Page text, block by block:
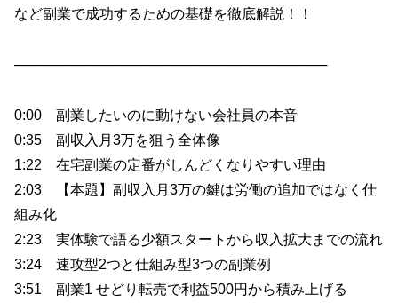
など副業で成功するための基礎を徹底解説！！
────────────────────────────────
0:00 副業したいのに動けない会社員の本音
0:35 副収入月3万を狙う全体像
1:22 在宅副業の定番がしんどくなりやすい理由
2:03 【本題】副収入月3万の鍵は労働の追加ではなく仕
組み化
2:23 実体験で語る少額スタートから収入拡大までの流れ
3:24 速攻型2つと仕組み型3つの副業例
3:51 副業1 せどり転売で利益500円から積み上げる